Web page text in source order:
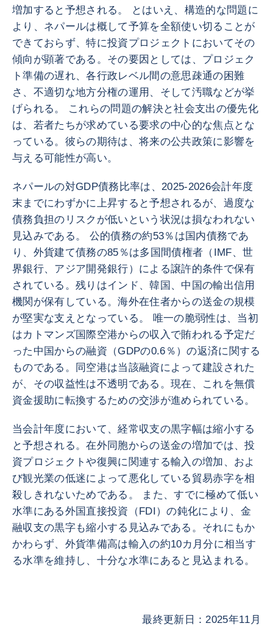
増加すると予想される。 とはいえ、構造的な問題に
より、ネパールは概して予算を全額使い切ることが
できておらず、特に投資プロジェクトにおいてその
傾向が顕著である。その要因としては、プロジェク
ト準備の遅れ、各行政レベル間の意思疎通の困難
さ、不適切な地方分権の運用、そして汚職などが挙
げられる。 これらの問題の解決と社会支出の優先化
は、若者たちが求めている要求の中心的な焦点とな
っている。彼らの期待は、将来の公共政策に影響を
与える可能性が高い。
ネパールの対GDP債務比率は、2025-2026会計年度
末までにわずかに上昇すると予想されるが、過度な
債務負担のリスクが低いという状況は損なわれない
見込みである。 公的債務の約53％は国内債務であ
り、外貨建て債務の85％は多国間債権者（IMF、世
界銀行、アジア開発銀行）による譲許的条件で保有
されている。残りはインド、韓国、中国の輸出信用
機関が保有している。海外在住者からの送金の規模
が堅実な支えとなっている。 唯一の脆弱性は、当初
はカトマンズ国際空港からの収入で賄われる予定だ
った中国からの融資（GDPの0.6％）の返済に関する
ものである。同空港は当該融資によって建設された
が、その収益性は不透明である。現在、これを無償
資金援助に転換するための交渉が進められている。
当会計年度において、経常収支の黒字幅は縮小する
と予想される。在外同胞からの送金の増加では、投
資プロジェクトや復興に関連する輸入の増加、およ
び観光業の低迷によって悪化している貿易赤字を相
殺しきれないためである。 また、すでに極めて低い
水準にある外国直接投資（FDI）の鈍化により、金
融収支の黒字も縮小する見込みである。それにもか
かわらず、外貨準備高は輸入の約10カ月分に相当す
る水準を維持し、十分な水準にあると見込まれる。
最終更新日：2025年11月